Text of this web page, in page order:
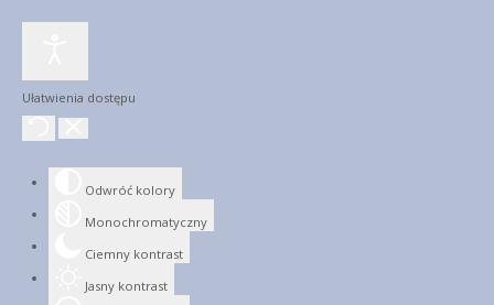
Ułatwienia dostępu
Odwróć kolory
Monochromatyczny
Ciemny kontrast
Jasny kontrast